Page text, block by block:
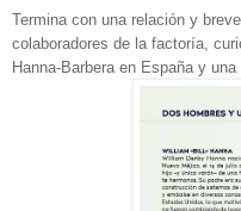
Termina con una relación y
colaboradores de la factoría,
Hanna-Barbera en España y